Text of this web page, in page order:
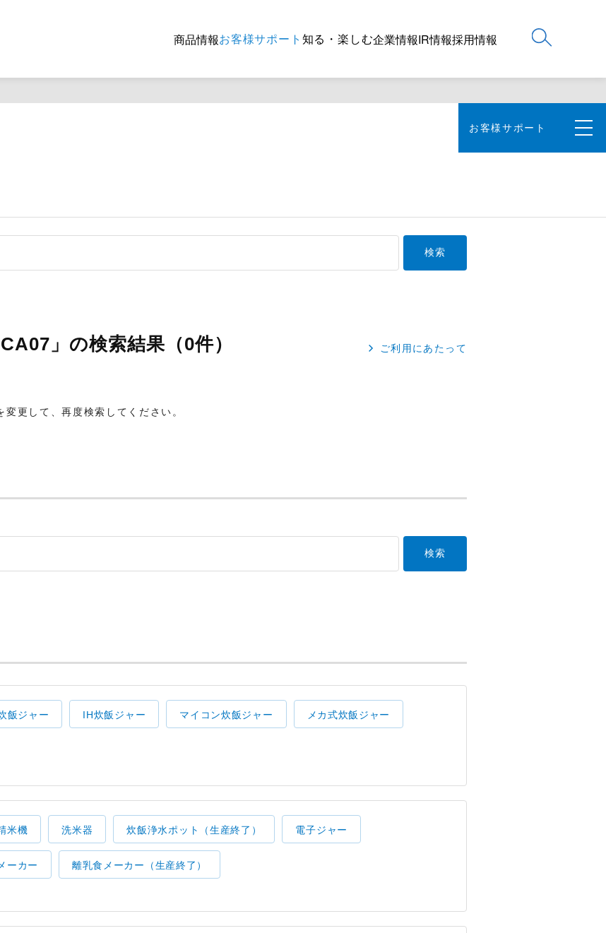
商品情報お客様サポート 知る・楽しむ企業情報IR情報採用情報
お客様サポート
」の検索結果（0件） ご利用にあたって
更して、再度検索してください。
飯ジャー IH炊飯ジャー マイコン炊飯ジャー メカ式炊飯ジャー
米機 洗米器 炊飯浄水ポット（生産終了） 電子ジャー
ーカー 離乳食メーカー（生産終了）